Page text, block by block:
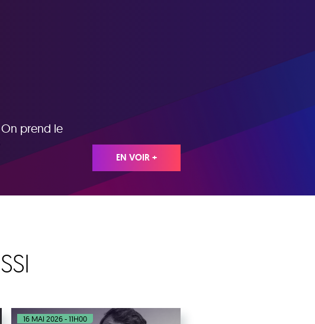
On prend le
EN VOIR +
16 MAI 2026 - 11H00